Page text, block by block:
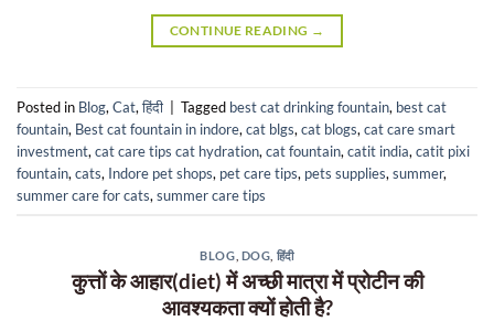
CONTINUE READING →
Posted in Blog, Cat,हिंदी Tagged best cat drinking fountain, best cat
fountain, Best cat fountain in indore, cat blgs, cat blogs, cat care smart
investment, cat care tips cat hydration, cat fountain, catit india, catit pixi
fountain, cats, Indore pet shops, pet care tips, pets supplies, summer,
summer care for cats, summer care tips
BLOG DOG हिंदी
कुत्तों के आहार(diet) में अच्छी मात्रा में प्रोटीन की
आवश्यकता क्यों होती है?